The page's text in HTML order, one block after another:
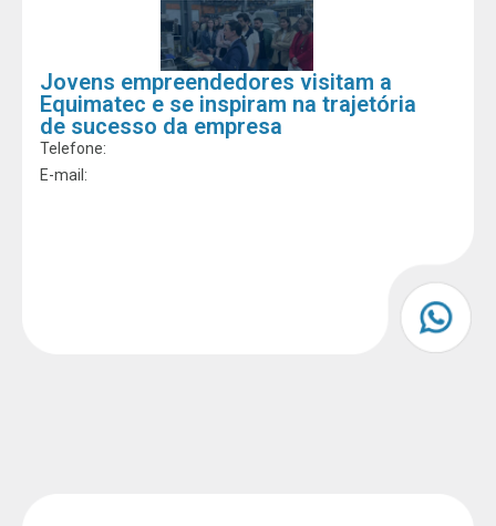
Jovens empreendedores visitam a
Equimatec e se inspiram na trajetória
de sucesso da empresa
Telefone:
E-mail: